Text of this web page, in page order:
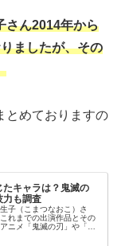
さん2014年から
ましたが、その
とめておりますの
キャラは？鬼滅の
力も調査
子（こまつなおこ）さ
れまでの出演作品とその
ニメ「鬼滅の刃」や「呪